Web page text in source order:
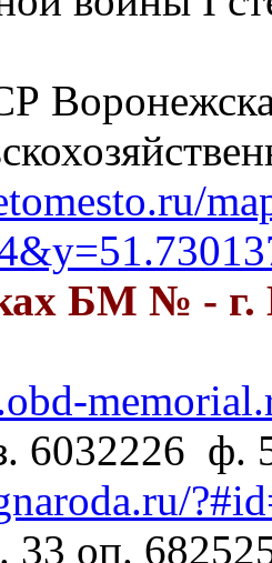
БМ № - г.
ф.
33 оп.